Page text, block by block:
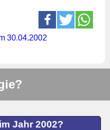
30.04.2002
Jahr 2002?